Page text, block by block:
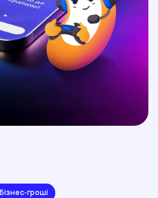
Бізнес-гроші